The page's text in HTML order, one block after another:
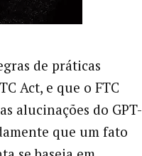
de práticas
Act, e que o FTC
alucinações do GPT-
que um fato